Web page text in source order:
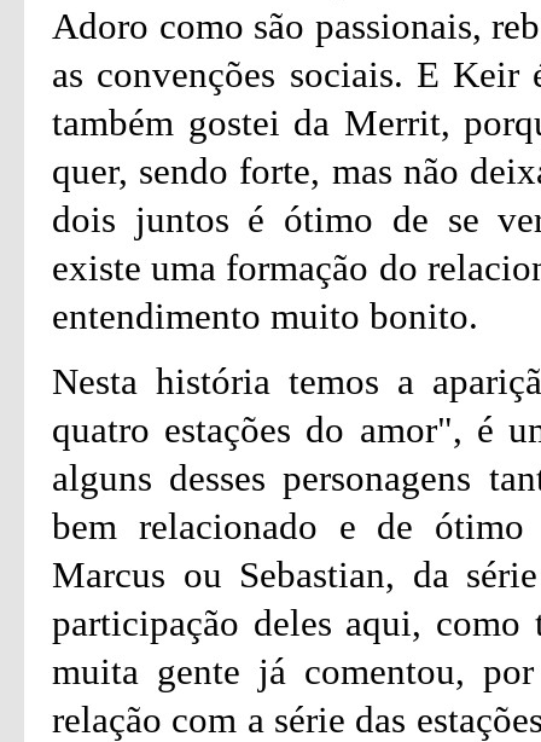
Adoro como são passionais,
as convenções sociais. E
também gostei da Merrit,
quer, sendo forte, mas não
dois juntos é ótimo de se
existe uma formação do
entendimento muito bonito.
Nesta história temos a
quatro estações do amor", é
alguns desses personagens
bem relacionado e de
Marcus ou Sebastian, da
participação deles aqui, como
muita gente já comentou,
relação com a série das